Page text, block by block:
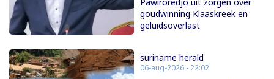
goudwinning Klaaskreek en
geluidsoverlast
suriname herald
06-aug-2026 - 22:02